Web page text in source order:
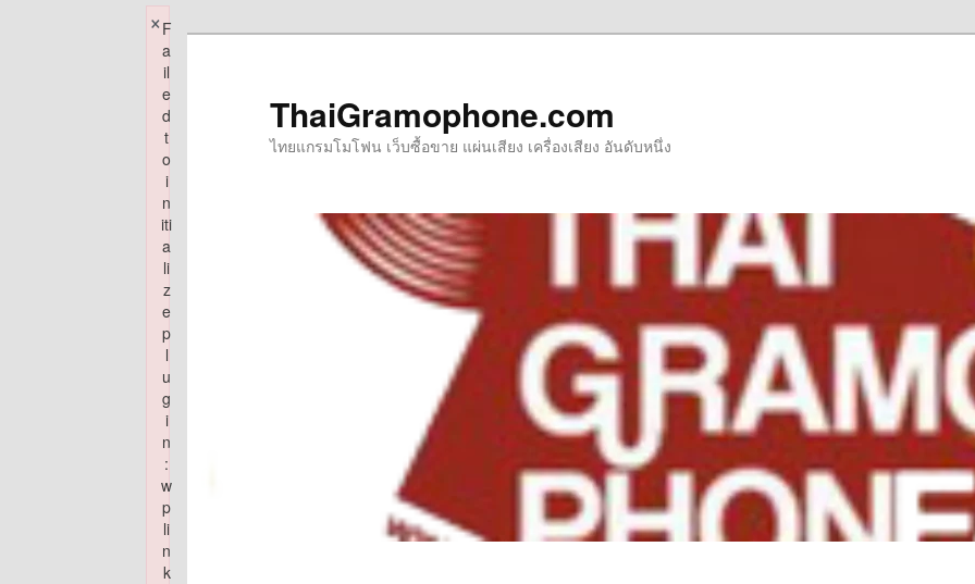
ThaiGramophone.com
ไทยแกรมโมโฟน เว็บซื้อขาย แผ่นเสียง เครื่องเสียง อันดับหนึ่ง
F
a
il
e
d
t
o
i
n
iti
a
li
z
e
p
l
u
g
i
n
:
w
p
li
n
k
×